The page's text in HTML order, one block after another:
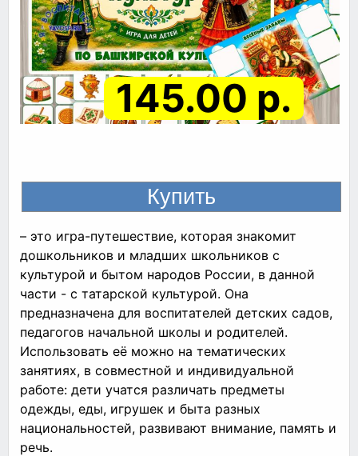
145.00 р.
– это игра-путешествие, которая знакомит
дошкольников и младших школьников с
культурой и бытом народов России, в данной
части - с татарской культурой. Она
предназначена для воспитателей детских садов,
педагогов начальной школы и родителей.
Использовать её можно на тематических
занятиях, в совместной и индивидуальной
работе: дети учатся различать предметы
одежды, еды, игрушек и быта разных
национальностей, развивают внимание, память и
речь.